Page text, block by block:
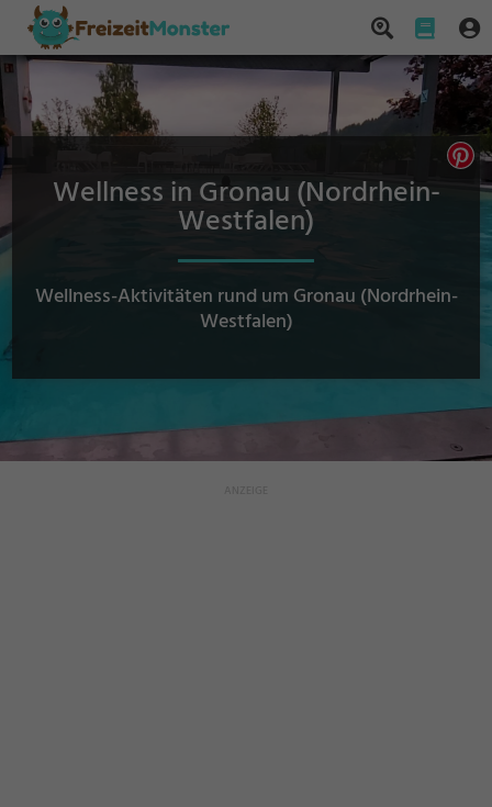
Wellness in Gronau (Nordrhein-
Westfalen)
Wellness-Aktivitäten rund um Gronau (Nordrhein-
Westfalen)